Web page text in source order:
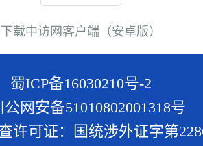
下载中访网客户端（安卓版）
蜀ICP备16030210号-2
公网安备51010802001318号
许可证：国统涉外证字第